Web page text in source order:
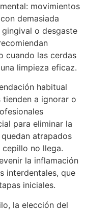
movimientos
demasiada
o desgaste
cuando las cerdas
limpieza eficaz.
habitual
tienden a ignorar o
para eliminar la
atrapados
no llega.
la inflamación
interdentales, que
iniciales.
la elección del